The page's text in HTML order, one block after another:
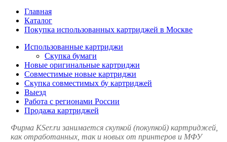
Главная
Каталог
Покупка использованных картриджей в Москве
Использованные картриджи
Скупка бумаги
Новые оригинальные картриджи
Совместимые новые картриджи
Скупка совместимых бу картриджей
Выезд
Работа с регионами России
Продажа картриджей
Фирма KSer.ru занимается скупкой (покупкой) картриджей,
как отработанных, так и новых от принтеров и МФУ